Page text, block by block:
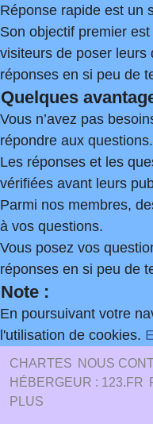
Réponse rapide est un
Son objectif premier
visiteurs de poser leurs
réponses en si peu de
Quelques
Vous n’avez pas
répondre aux questions.
Les réponses et les
vérifiées avant leurs
Parmi nos membres,
à vos questions.
Vous posez vos
réponses en si peu de
Note :
En poursuivant votre
l'utilisation de cookies.
CHARTES NOUS
HÉBERGEUR : 123.FR
PLUS